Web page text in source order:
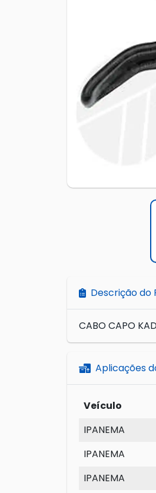
Descrição do
CABO CAPO
Aplicações
Veículo
IPANEMA
IPANEMA
IPANEMA